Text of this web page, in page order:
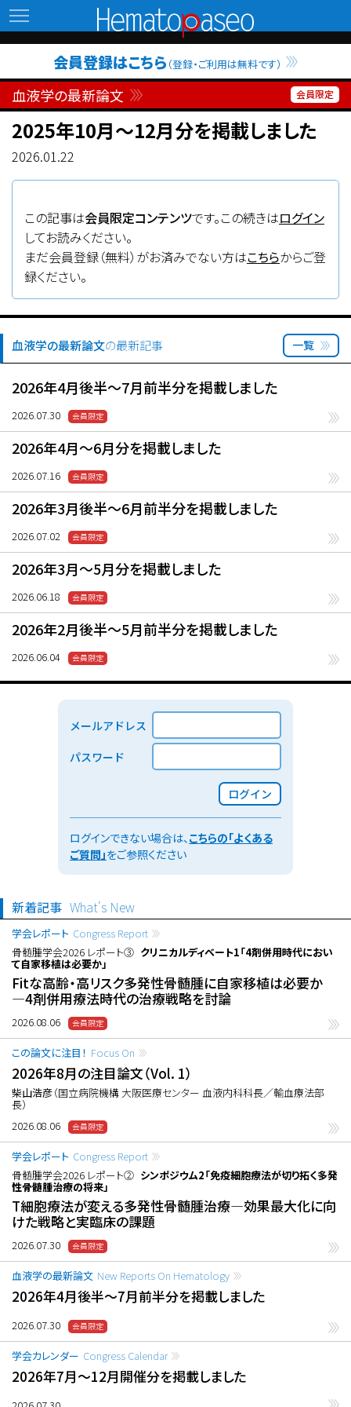
Hematopaseo
会員登録はこちら （登録・ご利用は無料です）
血液学の最新論文
2025年10月〜12月分を掲載しました
2026.01.22
この記事は会員限定コンテンツです。この続きはログイン
してお読みください。
まだ会員登録（無料）がお済みでない方はこちらからご登
録ください。
血液学の最新論文の最新記事 一覧
2026年4月後半〜7月前半分を掲載しました
2026.07.30
2026年4月〜6月分を掲載しました
2026.07.16
2026年3月後半〜6月前半分を掲載しました
2026.07.02
2026年3月〜5月分を掲載しました
2026.06.18
2026年2月後半〜5月前半分を掲載しました
2026.06.04
メールアドレス
パスワード
ログイン
ログインできない場合は、こちらの「よくある
ご質問」をご参照ください
新着記事 What's New
学会レポート Congress Report
骨髄腫学会2026 レポート③ クリニカルディベート1「4剤併用時代におい
て自家移植は必要か」
Fitな高齢・高リスク多発性骨髄腫に自家移植は必要か
―4剤併用療法時代の治療戦略を討論
2026.08.06
この論文に注目！ Focus On
2026年8月の注目論文（Vol. 1）
柴山浩彦（国立病院機構 大阪医療センター 血液内科科長／輸血療法部
長）
2026.08.06
学会レポート Congress Report
骨髄腫学会2026 レポート② シンポジウム2「免疫細胞療法が切り拓く多発
性骨髄腫治療の将来」
T細胞療法が変える多発性骨髄腫治療―効果最大化に向
けた戦略と実臨床の課題
2026.07.30
血液学の最新論文 New Reports On Hematology
2026年4月後半〜7月前半分を掲載しました
2026.07.30
学会カレンダー Congress Calendar
2026年7月〜12月開催分を掲載しました